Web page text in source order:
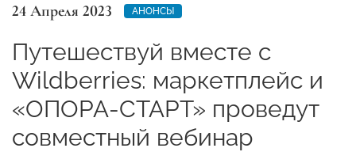
24 Апреля 2023 АНОНСЫ
Путешествуй вместе с
Wildberries: маркетплейс и
«ОПОРА-СТАРТ» проведут
совместный вебинар